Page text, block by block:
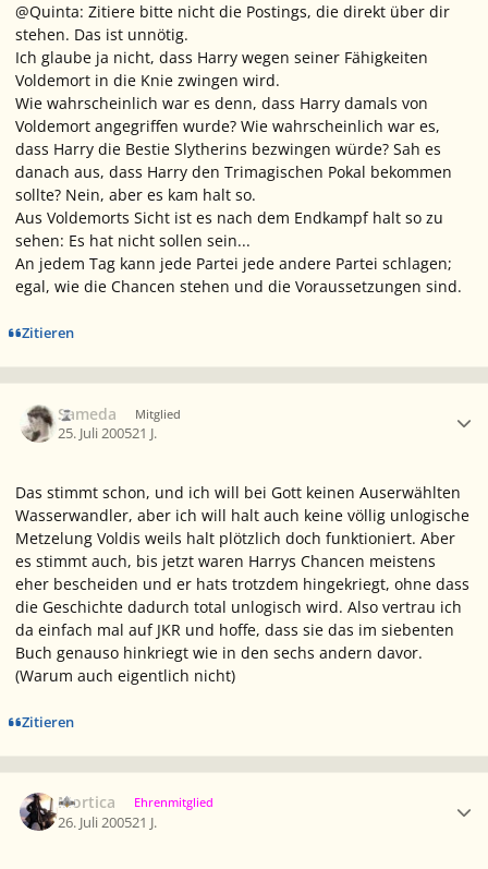
@Quinta: Zitiere bitte nicht die Postings, die direkt über dir
stehen. Das ist unnötig.
Ich glaube ja nicht, dass Harry wegen seiner Fähigkeiten
Voldemort in die Knie zwingen wird.
Wie wahrscheinlich war es denn, dass Harry damals von
Voldemort angegriffen wurde? Wie wahrscheinlich war es,
dass Harry die Bestie Slytherins bezwingen würde? Sah es
danach aus, dass Harry den Trimagischen Pokal bekommen
sollte? Nein, aber es kam halt so.
Aus Voldemorts Sicht ist es nach dem Endkampf halt so zu
sehen: Es hat nicht sollen sein...
An jedem Tag kann jede Partei jede andere Partei schlagen;
egal, wie die Chancen stehen und die Voraussetzungen sind.
Zitieren
Sameda Mitglied
25. Juli 200521 J.
Das stimmt schon, und ich will bei Gott keinen Auserwählten
Wasserwandler, aber ich will halt auch keine völlig unlogische
Metzelung Voldis weils halt plötzlich doch funktioniert. Aber
es stimmt auch, bis jetzt waren Harrys Chancen meistens
eher bescheiden und er hats trotzdem hingekriegt, ohne dass
die Geschichte dadurch total unlogisch wird. Also vertrau ich
da einfach mal auf JKR und hoffe, dass sie das im siebenten
Buch genauso hinkriegt wie in den sechs andern davor.
(Warum auch eigentlich nicht)
Zitieren
Mortica Ehrenmitglied
26. Juli 200521 J.